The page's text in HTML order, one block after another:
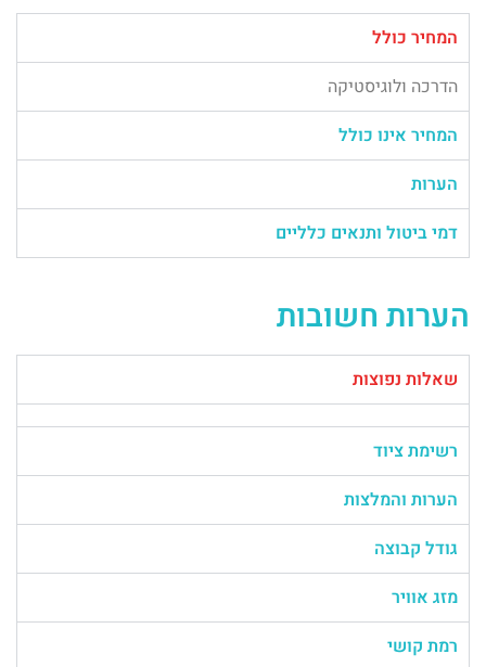
המחיר כולל
הדרכה ולוגיסטיקה
המחיר אינו כולל
הערות
דמי ביטול ותנאים כלליים
הערות חשובות
שאלות נפוצות
רשימת ציוד
הערות והמלצות
גודל קבוצה
מזג אוויר
רמת קושי